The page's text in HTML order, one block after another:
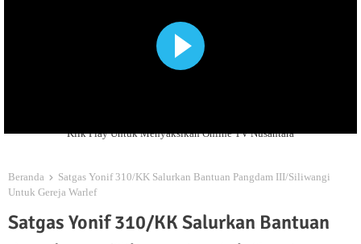
Klik Play Untuk Menyaksikan Online TV Nusantara
Beranda
Satgas Yonif 310/KK Salurkan Bantuan Pangdam III/Siliwangi
Untuk Gereja Warlef
Satgas Yonif 310/KK Salurkan Bantuan